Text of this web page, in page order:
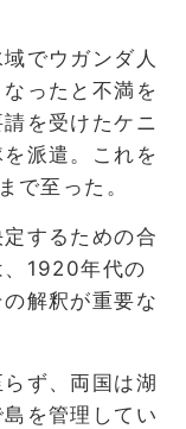
でウガンダ人
ったと不満を
を受けたケニ
派遣。これを
で至った。
するための合
、1920年代の
解釈が重要な
ず、両国は湖
を管理してい